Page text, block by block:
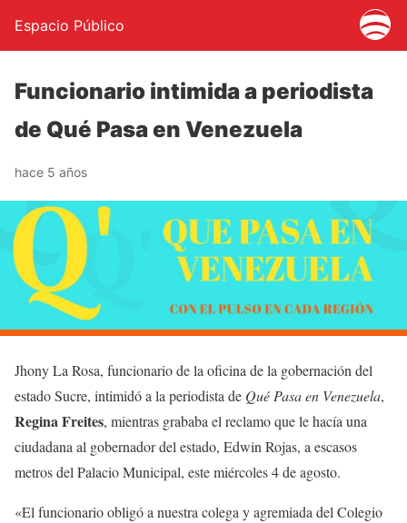
Espacio Público
Funcionario intimida a periodista
de Qué Pasa en Venezuela
hace 5 años
Jhony La Rosa, funcionario de la oficina de la gobernación del
estado Sucre, intimidó a la periodista de Qué Pasa en Venezuela,
Regina Freites, mientras grababa el reclamo que le hacía una
ciudadana al gobernador del estado, Edwin Rojas, a escasos
metros del Palacio Municipal, este miércoles 4 de agosto.
«El funcionario obligó a nuestra colega y agremiada del Colegio